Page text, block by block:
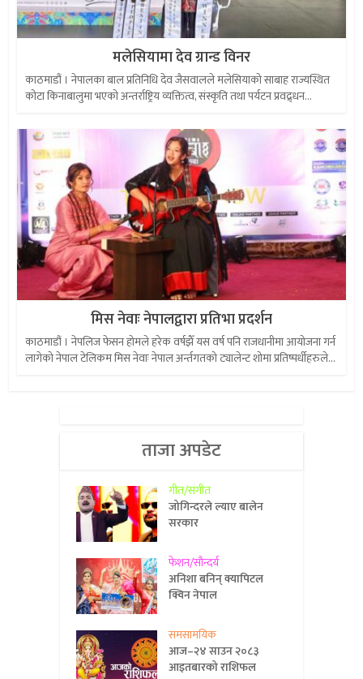
मलेसियामा देव ग्रान्ड विनर
काठमाडौं । नेपालका बाल प्रतिनिधि देव जैसवालले मलेसियाको साबाह राज्यस्थित
कोटा किनाबालुमा भएको अन्तर्राष्ट्रिय व्यक्तित्व, संस्कृति तथा पर्यटन प्रवद्र्धन...
मिस नेवाः नेपालद्वारा प्रतिभा प्रदर्शन
काठमाडौं । नेपलिज फेसन होमले हरेक वर्षझैँ यस वर्ष पनि राजधानीमा आयोजना गर्न
लागेको नेपाल टेलिकम मिस नेवाः नेपाल अर्न्तगतको ट्यालेन्ट शोमा प्रतिष्पर्धीहरुले...
ताजा अपडेट
गीत/संगीत
जोगिन्दरले ल्याए बालेन
सरकार
फेशन/सौन्दर्य
अनिशा बनिन् क्यापिटल
क्विन नेपाल
समसामयिक
आज–२४ साउन २०८३
आइतबारको राशिफल